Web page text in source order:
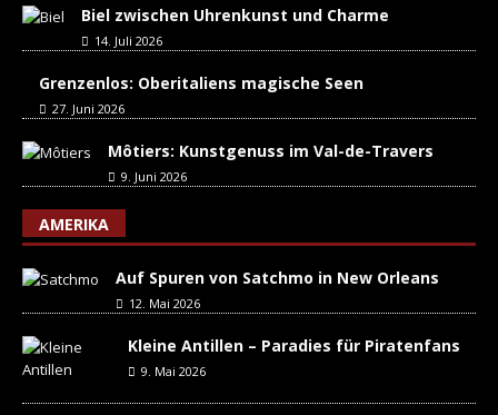
Biel zwischen Uhrenkunst und Charme
14. Juli 2026
Grenzenlos: Oberitaliens magische Seen
27. Juni 2026
Môtiers: Kunstgenuss im Val-de-Travers
9. Juni 2026
AMERIKA
Auf Spuren von Satchmo in New Orleans
12. Mai 2026
Kleine Antillen – Paradies für Piratenfans
9. Mai 2026